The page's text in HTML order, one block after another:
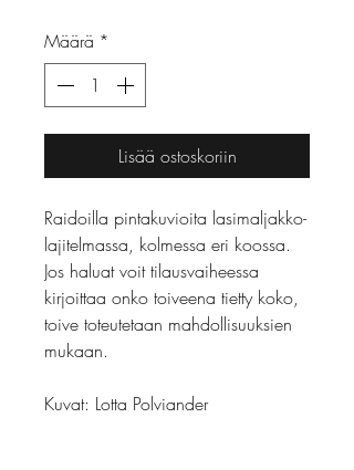
Määrä *
Lisää ostoskoriin
Raidoilla pintakuvioita lasimaljakko-
lajitelmassa, kolmessa eri koossa.
Jos haluat voit tilausvaiheessa
kirjoittaa onko toiveena tietty koko,
toive toteutetaan mahdollisuuksien
mukaan.
Kuvat: Lotta Polviander